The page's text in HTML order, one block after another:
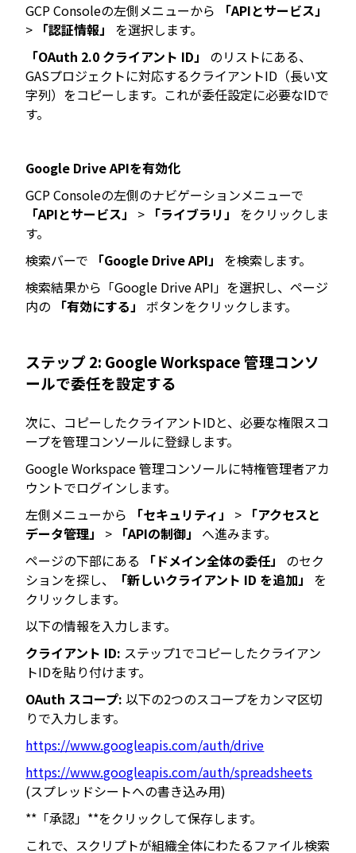
GCP Consoleの左側メニューから
「APIとサービス」
> 「認証情報」
を選択します。
「OAuth 2.0 クライアント ID」
のリストにある、
GASプロジェクトに対応するクライアントID（長い文
字列）をコピーします。これが委任設定に必要なIDで
す。
Google Drive APIを有効化
GCP Consoleの左側のナビゲーションメニューで
「APIとサービス」
> 「ライブラリ」
をクリックしま
す。
検索バーで
「Google Drive API」
を検索します。
検索結果から「Google Drive API」を選択し、ページ
内の
「有効にする」 ボタンをクリックします。
ステップ 2: Google Workspace 管理コンソ
ールで委任を設定する
次に、コピーしたクライアントIDと、必要な権限スコ
ープを管理コンソールに登録します。
Google Workspace 管理コンソールに特権管理者アカ
ウントでログインします。
左側メニューから
「セキュリティ」 > 「アクセスと
データ管理」
> 「APIの制御」
へ進みます。
ページの下部にある
「ドメイン全体の委任」
のセク
ションを探し、
「新しいクライアント ID を追加」
を
クリックします。
以下の情報を入力します。
クライアント ID: ステップ1でコピーしたクライアン
トIDを貼り付けます。
OAuth スコープ: 以下の2つのスコープをカンマ区切
りで入力します。
https://www.googleapis.com/auth/drive
https://www.googleapis.com/auth/spreadsheets
(スプレッドシートへの書き込み用)
**「承認」**をクリックして保存します。
これで、スクリプトが組織全体にわたるファイル検索